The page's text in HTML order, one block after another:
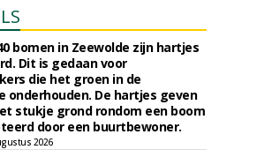
bomen in Zeewolde zijn hartjes
Dit is gedaan voor
die het groen in de
onderhouden. De hartjes geven
stukje grond rondom een boom
door een buurtbewoner.
2026